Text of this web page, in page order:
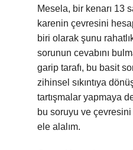
Mesela, bir kenarı 13
karenin çevresini
biri olarak şunu
sorunun cevabını
garip tarafı, bu basit
zihinsel sıkıntıya
tartışmalar yapmaya
bu soruyu ve
ele alalım.